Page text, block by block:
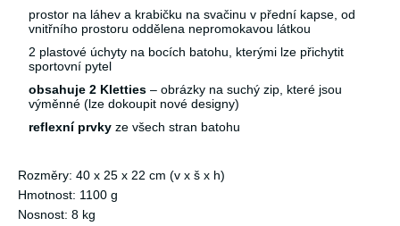
prostor na láhev a krabičku na svačinu v přední kapse, od
vnitřního prostoru oddělena nepromokavou látkou
2 plastové úchyty na bocích batohu, kterými lze přichytit
sportovní pytel
obsahuje 2 Kletties – obrázky na suchý zip, které jsou
výměnné (lze dokoupit nové designy)
reflexní prvky ze všech stran batohu
Rozměry: 40 x 25 x 22 cm (v x š x h)
Hmotnost: 1100 g
Nosnost: 8 kg